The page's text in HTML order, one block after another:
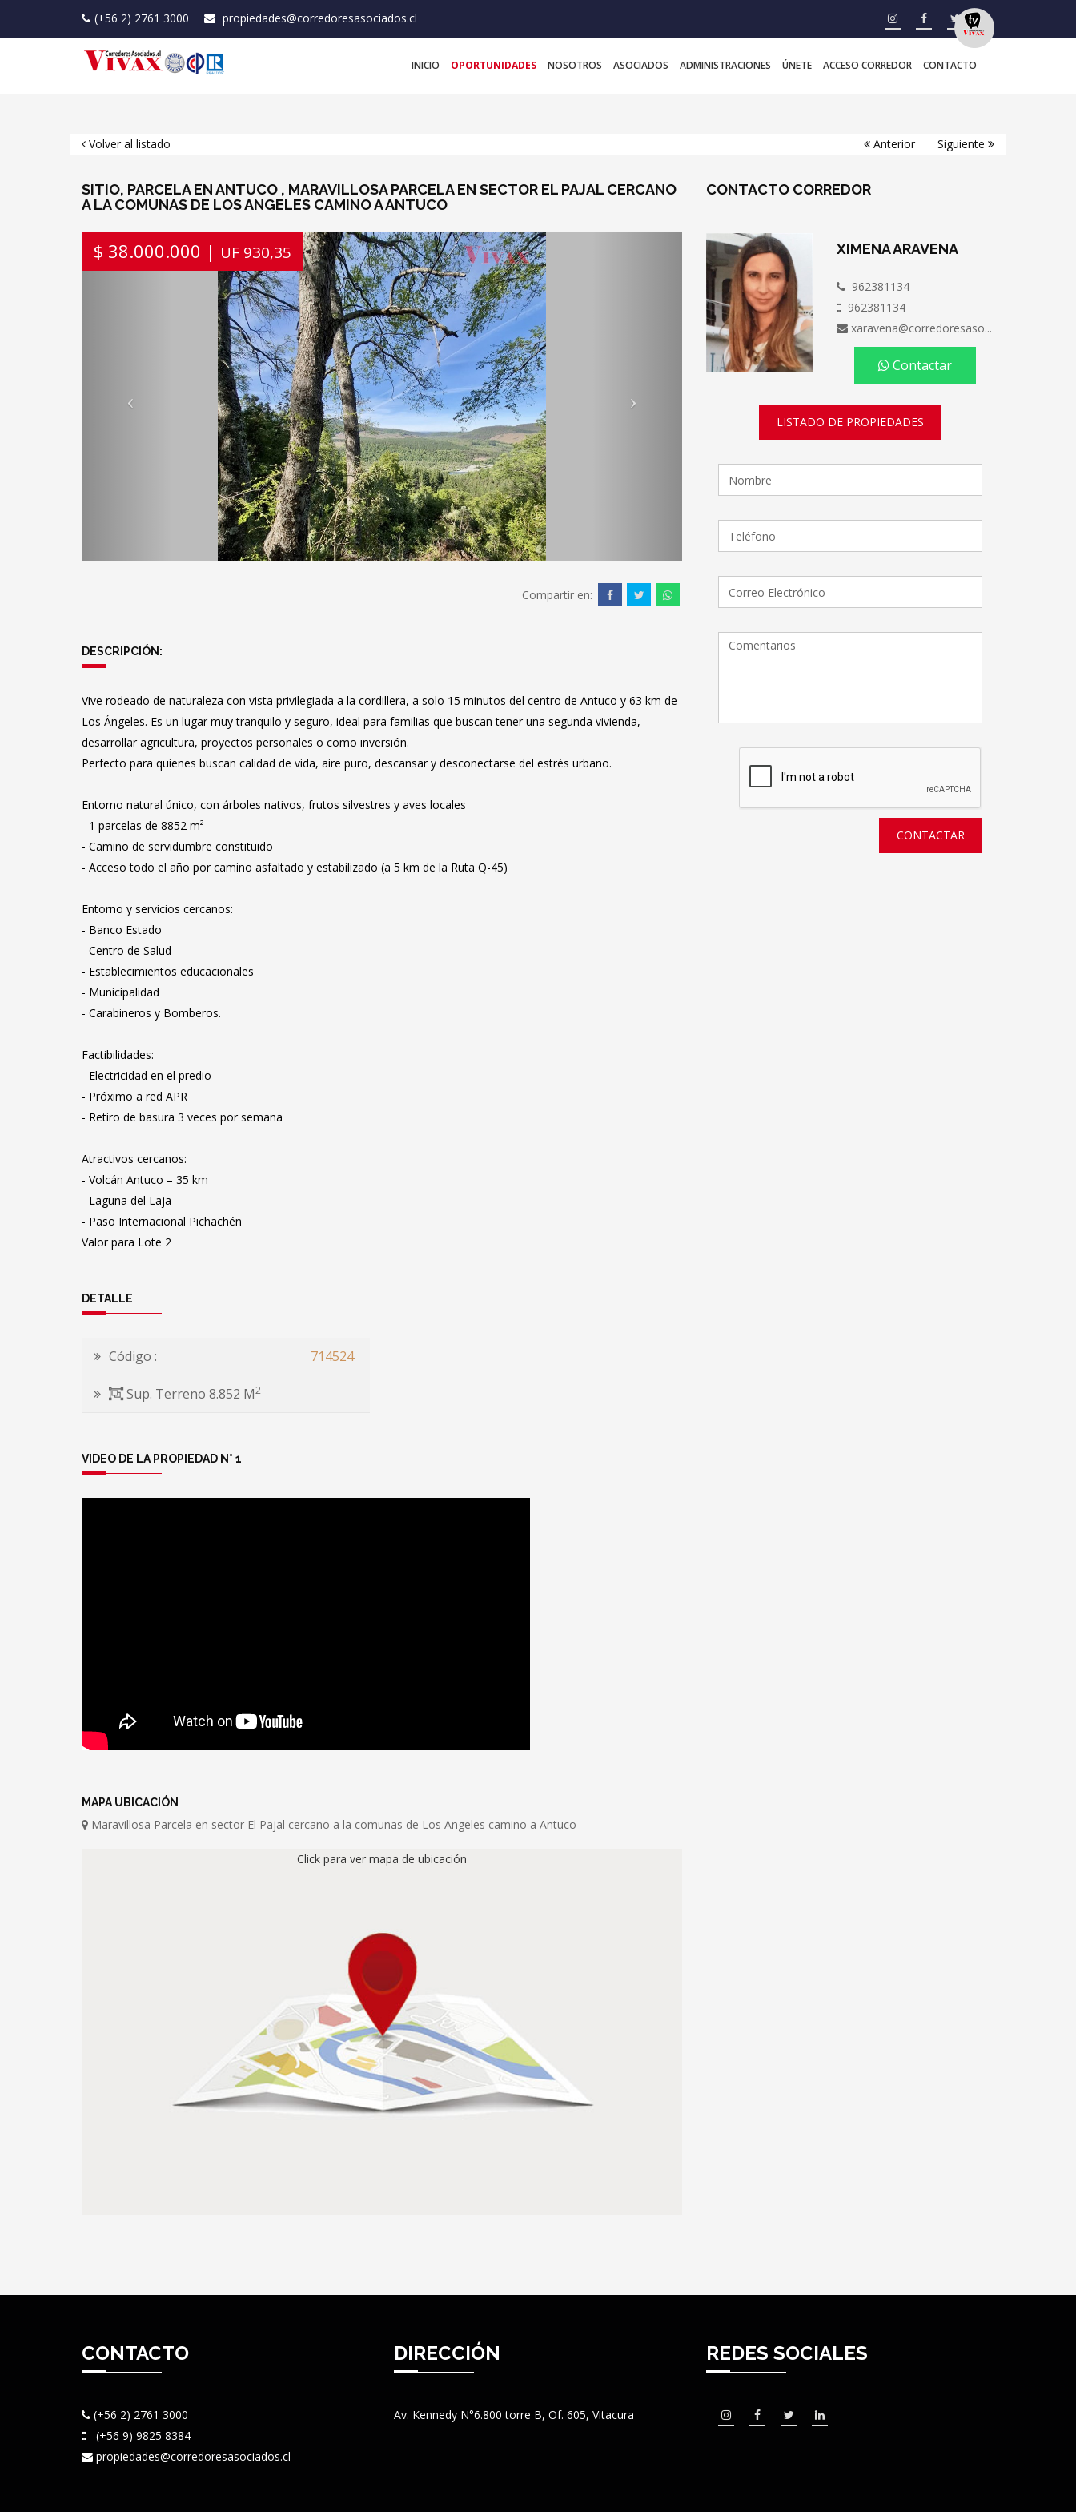
(+56 2) 2761 3000 propiedades@corredoresasociados.cl
INICIO OPORTUNIDADES NOSOTROS ASOCIADOS ADMINISTRACIONES ÚNETE ACCESO CORREDOR CONTACTO
Volver al listado Anterior Siguiente
SITIO, PARCELA EN ANTUCO , MARAVILLOSA PARCELA EN SECTOR EL PAJAL CERCANO
A LA COMUNAS DE LOS ANGELES CAMINO A ANTUCO
$ 38.000.000 | UF 930,35
Previous
Compartir en:
DESCRIPCIÓN:
Vive rodeado de naturaleza con vista privilegiada a la cordillera, a solo 15 minutos del centro de Antuco y 63 km de
Los Ángeles. Es un lugar muy tranquilo y seguro, ideal para familias que buscan tener una segunda vivienda,
desarrollar agricultura, proyectos personales o como inversión.
Perfecto para quienes buscan calidad de vida, aire puro, descansar y desconectarse del estrés urbano.
Entorno natural único, con árboles nativos, frutos silvestres y aves locales
- 1 parcelas de 8852 m²
- Camino de servidumbre constituido
- Acceso todo el año por camino asfaltado y estabilizado (a 5 km de la Ruta Q-45)
Entorno y servicios cercanos:
- Banco Estado
- Centro de Salud
- Establecimientos educacionales
- Municipalidad
- Carabineros y Bomberos.
Factibilidades:
- Electricidad en el predio
- Próximo a red APR
- Retiro de basura 3 veces por semana
Atractivos cercanos:
- Volcán Antuco – 35 km
- Laguna del Laja
- Paso Internacional Pichachén
Valor para Lote 2
DETALLE
Código : 714524
Sup. Terreno 8.852 M2
VIDEO DE LA PROPIEDAD N° 1
MAPA UBICACIÓN
Maravillosa Parcela en sector El Pajal cercano a la comunas de Los Angeles camino a Antuco
Click para ver mapa de ubicación
CONTACTO CORREDOR
XIMENA ARAVENA
962381134
962381134
xaravena@corredoresaso...
Contactar
LISTADO DE PROPIEDADES
CONTACTAR
CONTACTO
(+56 2) 2761 3000
(+56 9) 9825 8384
propiedades@corredoresasociados.cl
DIRECCIÓN
Av. Kennedy N°6.800 torre B, Of. 605, Vitacura
REDES SOCIALES